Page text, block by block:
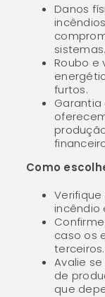
Danos
sistemas.
Roubo e
furtos.
Garantia
Como
incêndio
caso os
terceiros.
Avalie
de
que